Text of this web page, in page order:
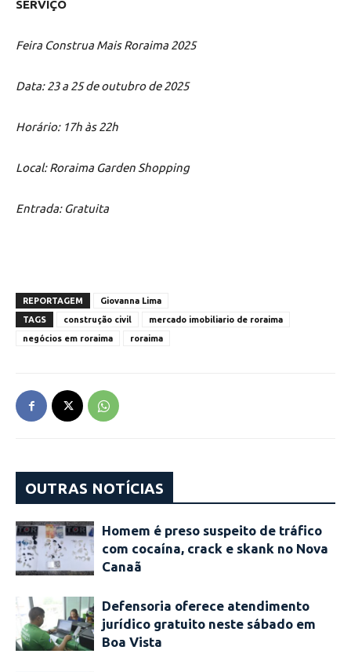
SERVIÇO
Feira Construa Mais Roraima 2025
Data: 23 a 25 de outubro de 2025
Horário: 17h às 22h
Local: Roraima Garden Shopping
Entrada: Gratuita
REPORTAGEM
Giovanna Lima
TAGS
construção civil
mercado imobiliario de roraima
negócios em roraima
roraima
OUTRAS NOTÍCIAS
Homem é preso suspeito de tráfico
com cocaína, crack e skank no Nova
Canaã
Defensoria oferece atendimento
jurídico gratuito neste sábado em
Boa Vista